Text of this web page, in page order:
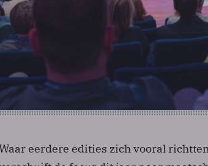
eerdere edities zich vooral